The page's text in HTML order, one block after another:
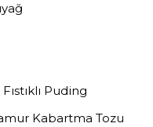
Puding
Kabartma Tozu